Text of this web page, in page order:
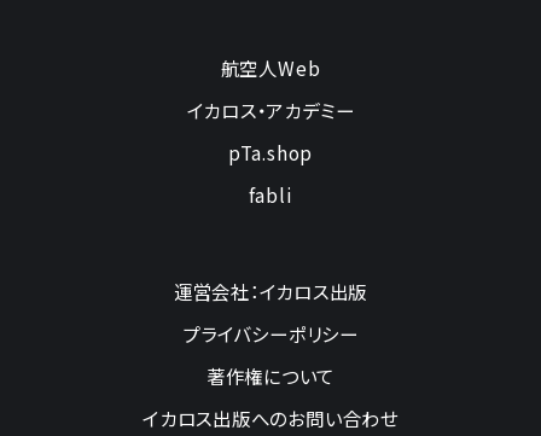
航空人Web
イカロス・アカデミー
pTa.shop
fabli
運営会社：イカロス出版
プライバシーポリシー
著作権について
イカロス出版へのお問い合わせ